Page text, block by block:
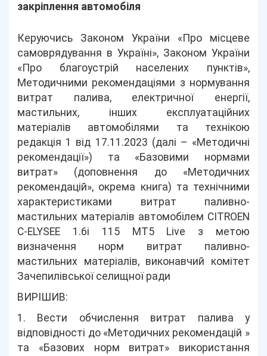
закріплення автомобіля
Керуючись Законом України «Про місцеве
самоврядування в Україні», Законом України
«Про благоустрій населених пунктів»,
Методичними рекомендаціями з нормування
витрат палива, електричної енергії,
мастильних, інших експлуатаційних
матеріалів автомобілями та технікою
редакція 1 від 17.11.2023 (далі – «Методичні
рекомендації») та «Базовими нормами
витрат» (доповнення до «Методичних
рекомендацій», окрема книга) та технічними
характеристиками витрат паливно-
мастильних матеріалів автомобілем СITROEN
C-ELYSEE 1.6i 115 MT5 Live з метою
визначення норм витрат паливно-
мастильних матеріалів, виконавчий комітет
Зачепилівської селищної ради
ВИРІШИВ:
1. Вести обчислення витрат палива у
відповідності до «Методичних рекомендацій »
та «Базових норм витрат» використання